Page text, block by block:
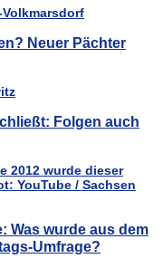
Neuer Pächter
Folgen auch
Was wurde aus dem
Umfrage?